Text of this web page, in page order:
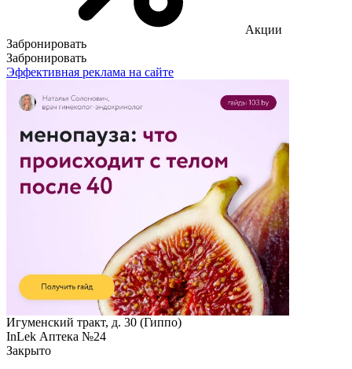
Акции
Забронировать
Забронировать
Эффективная реклама на сайте
Игуменский тракт, д. 30 (Гиппо)
InLek Аптека №24
Закрыто